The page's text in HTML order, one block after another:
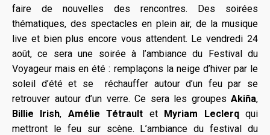
faire de nouvelles des rencontres. Des soirées
thématiques, des spectacles en plein air, de la musique
live et bien plus encore vous attendent. Le vendredi 24
août, ce sera une soirée à l’ambiance du Festival du
Voyageur mais en été : remplaçons la neige d’hiver par le
soleil d’été et se réchauffer autour d’un feu par se
retrouver autour d’un verre. Ce sera les groupes Akiña,
Billie Irish, Amélie Tétrault et Myriam Leclerqqui
mettront le feu sur scène. L’ambiance du festival du